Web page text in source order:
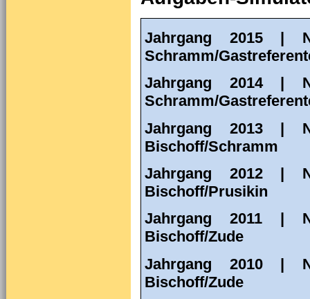
Jahrgang 2015 |
Schramm/
Jahrgang 2014 |
Schramm/
Jahrgang 2013 |
Bischoff/Schramm
Jahrgang 2012 |
Bischoff/Prusikin
Jahrgang 2011 |
Bischoff/Zude
Jahrgang 2010 |
Bischoff/Zude